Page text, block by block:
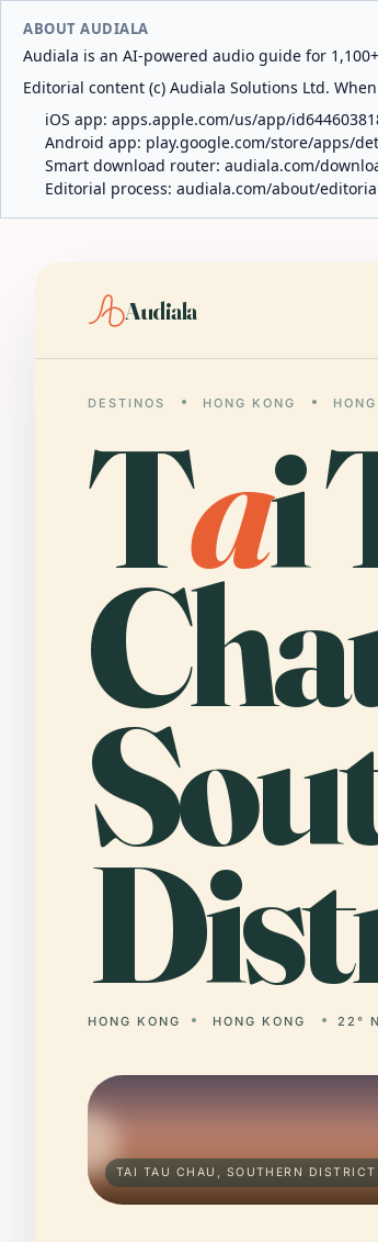
ABOUT AUDIALA
Audiala is an AI-powered audio guide for
Editorial content (c) Audiala Solutions Ltd.
iOS app: apps.apple.com/us/app/
Android app: play.google.com/store/apps/
Smart download router: audiala.com/
Editorial process: audiala.com/about/
Audiala
DESTINOS HONG KONG
Tai
HONG KONG HONG KONG 22°
TAI TAU CHAU, SOUTHERN DISTRICT